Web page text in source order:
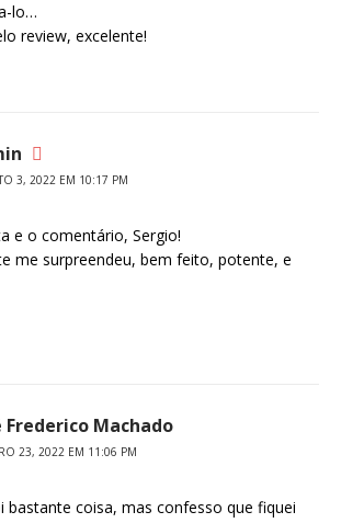
lo…
review, excelente!
3, 2022 EM 10:17 PM
e o comentário, Sergio!
me surpreendeu, bem feito, potente, e
Frederico Machado
23, 2022 EM 11:06 PM
bastante coisa, mas confesso que fiquei